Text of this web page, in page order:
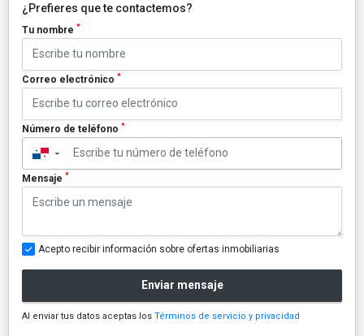
¿Prefieres que te contactemos?
Tu nombre *
Correo electrónico *
Número de teléfono *
▼
Mensaje *
Acepto recibir información sobre ofertas inmobiliarias
Enviar mensaje
Al enviar tus datos aceptas los Términos de servicio y privacidad